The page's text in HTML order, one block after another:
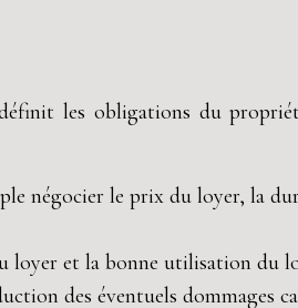
les obligations du
négocier le prix du loyer, la
loyer et la bonne utilisation du
des éventuels dommages